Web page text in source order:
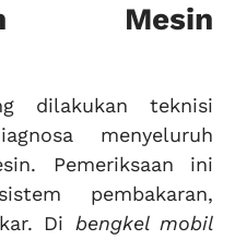
Mesin
dilakukan teknisi
menyeluruh
Pemeriksaan ini
pembakaran,
Di bengkel mobil